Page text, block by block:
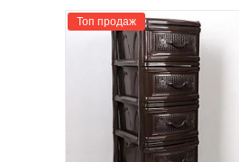
Топ продаж